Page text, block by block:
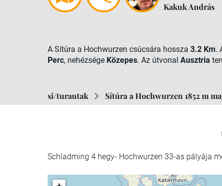
Kakuk András
A Sítúra a Hochwurzen csúcsára hossza 3.2 Km.
Perc, nehézsége Közepes. Az útvonal Ausztria
si/turautak Sítúra a Hochwurzen 1852 m
Schladming 4 hegy- Hochwurzen 33-as pályája